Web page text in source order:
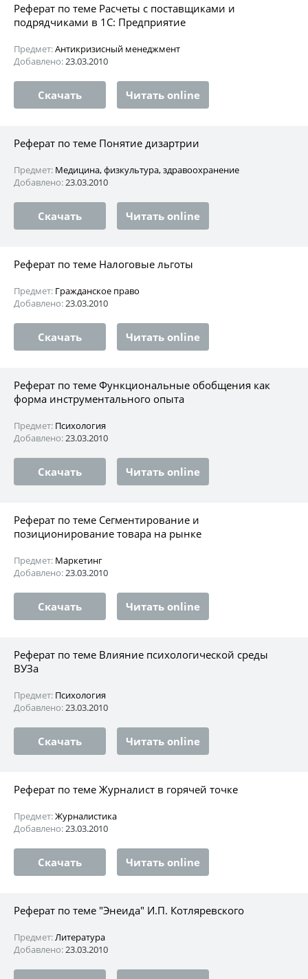
Реферат по теме Расчеты с поставщиками и
подрядчиками в 1С: Предприятие
Предмет:Антикризисный менеджмент
Добавлено:23.03.2010
Скачать Читать online
Реферат по теме Понятие дизартрии
Предмет: Медицина, физкультура, здравоохранение
Добавлено:23.03.2010
Скачать Читать online
Реферат по теме Налоговые льготы
Предмет: Гражданское право
Добавлено:23.03.2010
Скачать Читать online
Реферат по теме Функциональные обобщения как
форма инструментального опыта
Предмет: Психология
Добавлено:23.03.2010
Скачать Читать online
Реферат по теме Сегментирование и
позиционирование товара на рынке
Предмет: Маркетинг
Добавлено:23.03.2010
Скачать Читать online
Реферат по теме Влияние психологической среды
ВУЗа
Предмет: Психология
Добавлено:23.03.2010
Скачать Читать online
Реферат по теме Журналист в горячей точке
Предмет:Журналистика
Добавлено:23.03.2010
Скачать Читать online
Реферат по теме "Энеида" И.П. Котляревского
Предмет:Литература
Добавлено:23.03.2010